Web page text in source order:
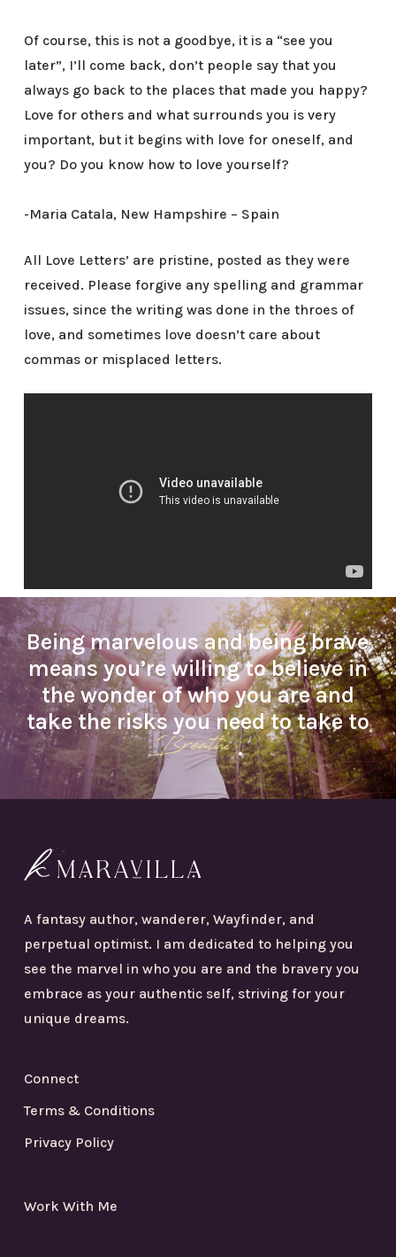
Of course, this is not a goodbye, it is a “see you
later”, I’ll come back, don’t people say that you
always go back to the places that made you happy?
Love for others and what surrounds you is very
important, but it begins with love for oneself, and
you? Do you know how to love yourself?
-Maria Catala, New Hampshire – Spain
All Love Letters’ are pristine, posted as they were
received. Please forgive any spelling and grammar
issues, since the writing was done in the throes of
love, and sometimes love doesn’t care about
commas or misplaced letters.
Being marvelous and being brave
means you’re willing to believe in
the wonder of who you are and
take the risks you need to take to
Breathe .
A fantasy author, wanderer, Wayfinder, and
perpetual optimist. I am dedicated to helping you
see the marvel in who you are and the bravery you
embrace as your authentic self, striving for your
unique dreams.
Connect
Terms & Conditions
Privacy Policy
Work With Me